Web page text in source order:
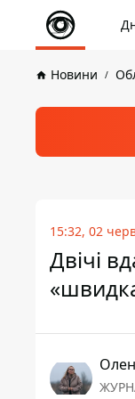
Новини
15:32, 02
Двічі